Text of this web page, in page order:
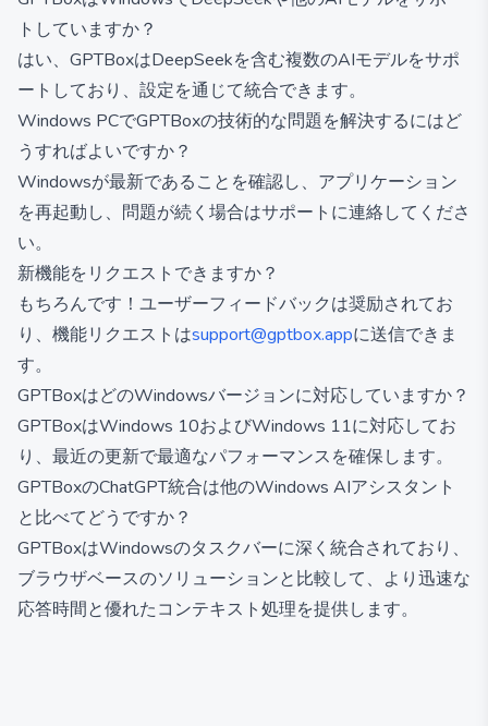
トしていますか？
はい、GPTBoxはDeepSeekを含む複数のAIモデルをサポ
ートしており、設定を通じて統合できます。
Windows PCでGPTBoxの技術的な問題を解決するにはど
うすればよいですか？
Windowsが最新であることを確認し、アプリケーション
を再起動し、問題が続く場合はサポートに連絡してくださ
い。
新機能をリクエストできますか？
もちろんです！ユーザーフィードバックは奨励されてお
り、機能リクエストはsupport@gptbox.appに送信できま
す。
GPTBoxはどのWindowsバージョンに対応していますか？
GPTBoxはWindows 10およびWindows 11に対応してお
り、最近の更新で最適なパフォーマンスを確保します。
GPTBoxのChatGPT統合は他のWindows AIアシスタント
と比べてどうですか？
GPTBoxはWindowsのタスクバーに深く統合されており、
ブラウザベースのソリューションと比較して、より迅速な
応答時間と優れたコンテキスト処理を提供します。